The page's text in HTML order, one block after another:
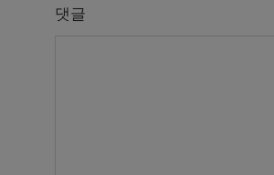
댓글